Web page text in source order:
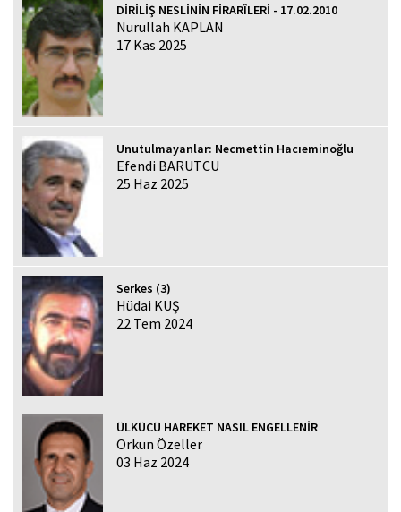
DİRİLİŞ NESLİNİN FİRARÎLERİ - 17.02.2010
Nurullah KAPLAN
17 Kas 2025
Unutulmayanlar: Necmettin Hacıeminoğlu
Efendi BARUTCU
25 Haz 2025
Serkes (3)
Hüdai KUŞ
22 Tem 2024
ÜLKÜCÜ HAREKET NASIL ENGELLENİR
Orkun Özeller
03 Haz 2024